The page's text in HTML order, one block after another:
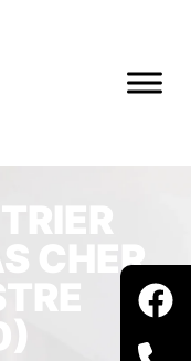
CHER